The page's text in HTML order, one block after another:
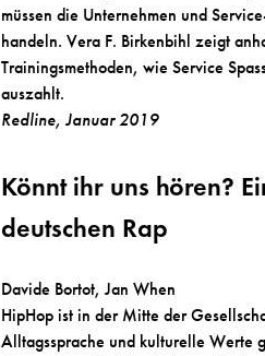
müssen die Unternehmen und
handeln. Vera F. Birkenbihl zeigt
Trainingsmethoden, wie Service
auszahlt.
Redline, Januar 2019
Könnt ihr uns hören?
deutschen Rap
Davide Bortot, Jan When
HipHop ist in der Mitte der
Alltagssprache und kulturelle Werte